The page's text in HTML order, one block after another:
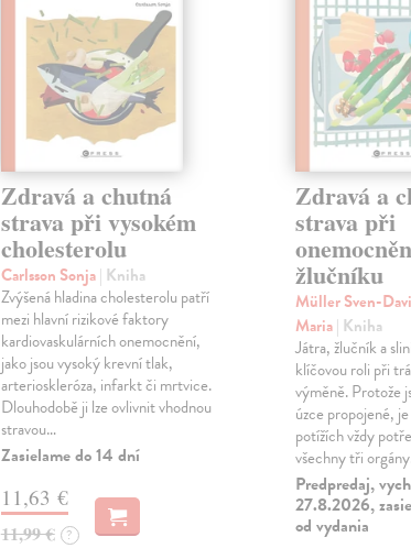
Zdravá a chutná
strava při vysokém
cholesterolu
Carlsson Sonja| Kniha
Zvýšená hladina cholesterolu patří
mezi hlavní rizikové faktory
kardiovaskulárních onemocnění,
jako jsou vysoký krevní tlak,
arterioskleróza, infarkt či mrtvice.
Dlouhodobě ji lze ovlivnit vhodnou
stravou…
Zasielame do 14 dní
11,63 €
11,99 € ?
Zdravá a
strava při
žlučníku
Müller Sven-
Maria| Kniha
Játra, žlučník a
klíčovou roli při
výměně. Protože
úzce propojené,
potížích vždy
všechny tři
Predpredaj,
27.8.2026,
od vydania